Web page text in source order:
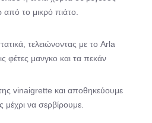
το μικρό πιάτο.
τελειώνοντας με το Arla
φέτες μανγκο και τα πεκάν
vinaigrette και αποθηκεύουμε
να σερβίρουμε.